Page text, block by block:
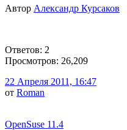
Автор Александр Курсаков
Ответов: 2
Просмотров: 26,209
22 Апреля 2011, 16:47
от Roman
OpenSuse 11.4